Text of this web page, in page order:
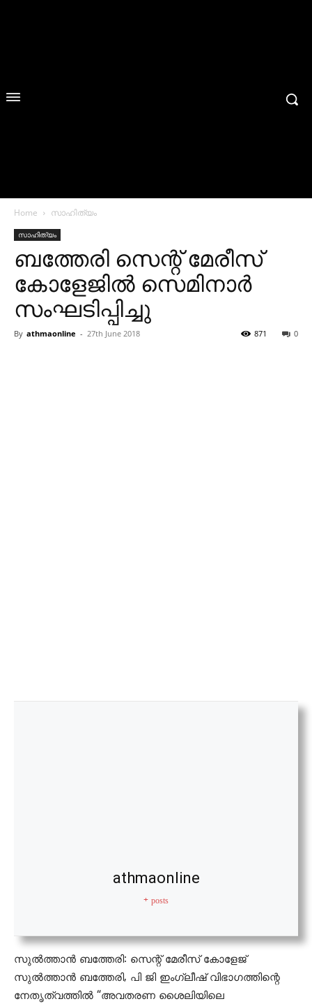
Home സാഹിത്യം
സാഹിത്യം
ബത്തേരി സെന്റ് മേരീസ്
കോളേജില്‍ സെമിനാര്‍
സംഘടിപ്പിച്ചു
By athmaonline - 27th June 2018 0
871
athmaonline
+ posts
സുൽത്താൻ ബത്തേരി: സെന്റ് മേരീസ് കോളേജ്
സുൽത്താൻ ബത്തേരി, പി ജി ഇംഗ്ലീഷ് വിഭാഗത്തിന്റെ
നേതൃത്വത്തിൽ “അവതരണ ശൈലിയിലെ